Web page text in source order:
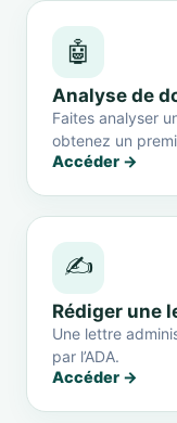
🤖
Analyse de
Faites analyser
obtenez un
Accéder →
✍️
Rédiger une
Une lettre
par l’ADA.
Accéder →